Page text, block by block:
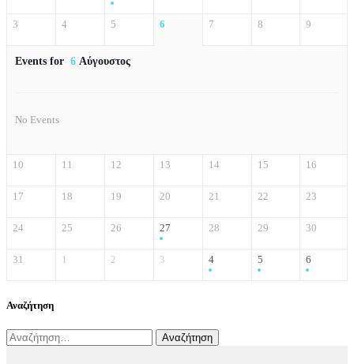
3 4 5 6 7 8 9
Events for 6 Αύγουστος
No Events
10 11 12 13 14 15 16
17 18 19 20 21 22 23
24 25 26 27 28 29 30
31 1 2 3 4 5 6
Αναζήτηση
Αναζήτηση
για: